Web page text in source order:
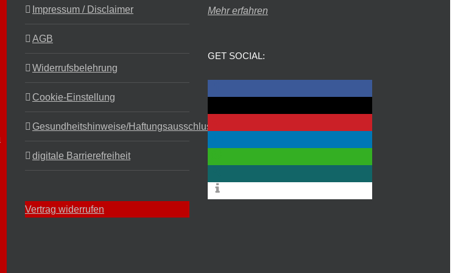
Impressum / Disclaimer
AGB
Widerrufsbelehrung
Cookie-Einstellung
Gesundheitshinweise/Haftungsausschluss
digitale Barrierefreiheit
Vertrag widerrufen
Mehr erfahren
GET SOCIAL: